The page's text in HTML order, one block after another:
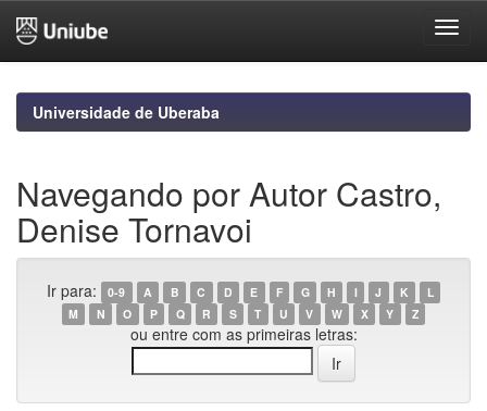
navigationUniversidade de Uberaba
Navegando por Autor Castro,
Denise Tornavoi
Ir para: 0-9 A B C D E F G H I J K
L
M
N O P Q R S T U V W X Y Z
ou entre com as primeiras letras: